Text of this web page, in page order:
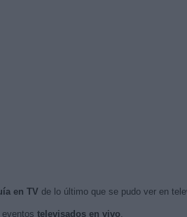
en TV de lo último que se pudo ver en
televisados en vivo.